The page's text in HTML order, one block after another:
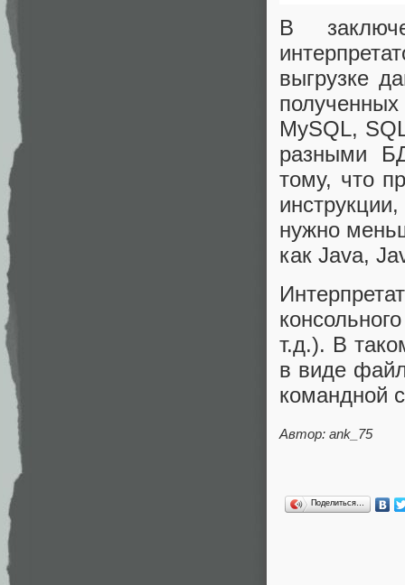
В
выгрузке
MySQL,
разными
тому, что
нужно
как Java,
т.д.). В
в виде
командной
Автор: ank_75
Поделиться…